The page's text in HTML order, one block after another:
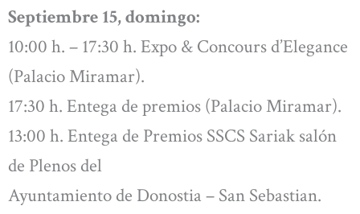
Septiembre 15, domingo:
10:00 h. – 17:30 h. Expo & Concours d’Elegance
(Palacio Miramar).
17:30 h. Entega de premios (Palacio Miramar).
13:00 h. Entega de Premios SSCS Sariak salón
de Plenos del
Ayuntamiento de Donostia – San Sebastian.